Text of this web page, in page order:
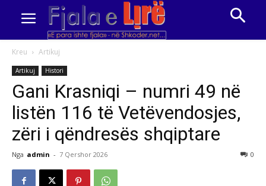
Kreu Artikuj
Artikuj Histori
Gani Krasniqi – numri 49 në
listën 116 të Vetëvendosjes,
zëri i qëndresës shqiptare
Nga admin - 7 Qershor 2026 0